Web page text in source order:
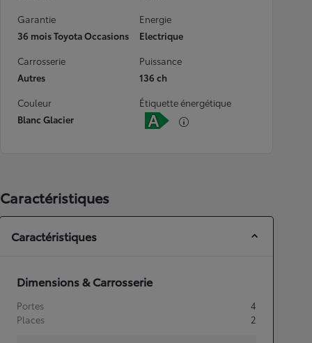
Garantie
36 mois Toyota Occasions
Energie
Electrique
Carrosserie
Autres
Puissance
136 ch
Couleur
Blanc Glacier
Étiquette énergétique
Caractéristiques
Caractéristiques
Dimensions & Carrosserie
Portes
4
Places
2